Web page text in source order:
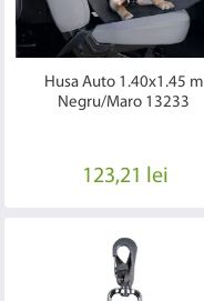
Husa Auto 1.40x1.45 m
Negru/Maro 13233
123,21 lei